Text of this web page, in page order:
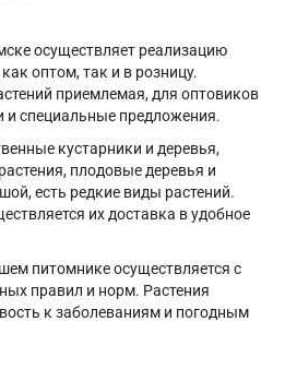
осуществляет реализацию
оптом, так и в розницу.
приемлемая, для оптовиков
и специальные предложения.
кустарники и деревья,
плодовые деревья и
есть редкие виды растений.
их доставка в удобное
питомнике осуществляется с
правил и норм. Растения
к заболеваниям и погодным